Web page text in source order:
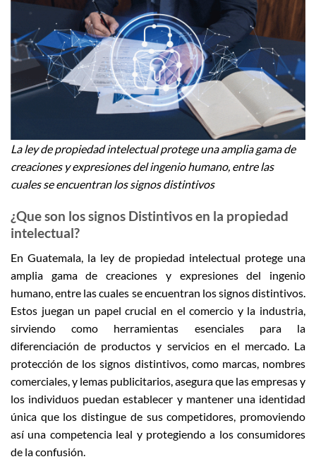
La ley de propiedad intelectual protege una amplia gama de
creaciones y expresiones del ingenio humano, entre las
cuales se encuentran los signos distintivos
¿Que son los signos Distintivos en la propiedad
intelectual?
En Guatemala, la ley de propiedad intelectual protege una
amplia gama de creaciones y expresiones del ingenio
humano, entre las cuales se encuentran los signos distintivos.
Estos juegan un papel crucial en el comercio y la industria,
sirviendo como herramientas esenciales para la
diferenciación de productos y servicios en el mercado. La
protección de los signos distintivos, como marcas, nombres
comerciales, y lemas publicitarios, asegura que las empresas y
los individuos puedan establecer y mantener una identidad
única que los distingue de sus competidores, promoviendo
así una competencia leal y protegiendo a los consumidores
de la confusión.